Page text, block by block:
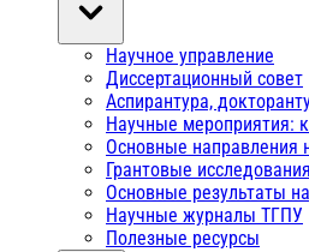
Научное управление
Диссертационный совет
Аспирантура,
Научные мероприятия:
Основные направления
Грантовые
Основные результаты
Научные журналы ТГПУ
Полезные ресурсы